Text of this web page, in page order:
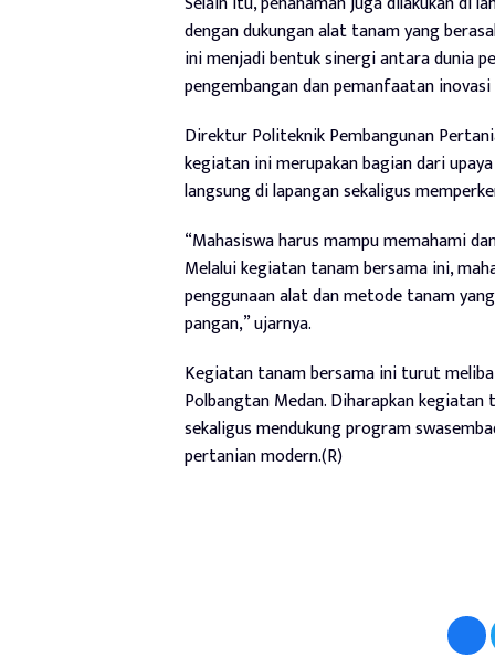
dengan dukungan alat tanam yang
ini menjadi bentuk sinergi antara dunia
pengembangan dan pemanfaatan
Direktur Politeknik Pembangunan
kegiatan ini merupakan bagian dari
langsung di lapangan sekaligus
“Mahasiswa harus mampu memahami
Melalui kegiatan tanam bersama ini,
penggunaan alat dan metode tanam
pangan,” ujarnya.
Kegiatan tanam bersama ini turut
Polbangtan Medan. Diharapkan
sekaligus mendukung program
pertanian modern.(R)